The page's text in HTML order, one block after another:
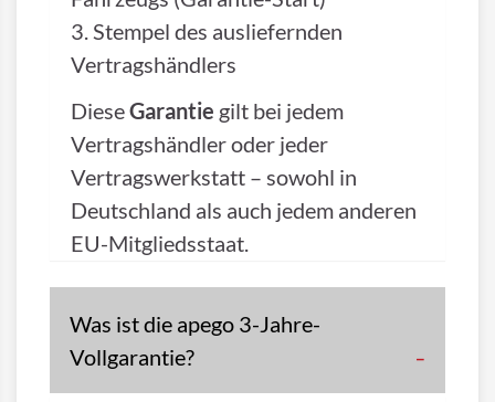
3. Stempel des ausliefernden
Vertragshändlers
DieseGarantie gilt bei jedem
Vertragshändler oder jeder
Vertragswerkstatt – sowohl in
Deutschland als auch jedem anderen
EU-Mitgliedsstaat.
Was ist die apego 3-Jahre-
Vollgarantie?